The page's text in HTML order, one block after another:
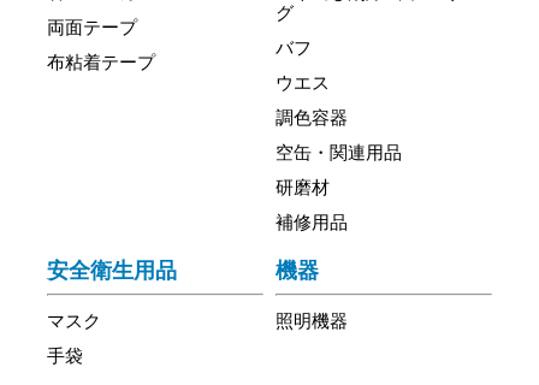
両面テープ
布粘着テープ
グ
バフ
ウエス
調色容器
空缶・関連用品
研磨材
補修用品
安全衛生用品
マスク
手袋
機器
照明機器